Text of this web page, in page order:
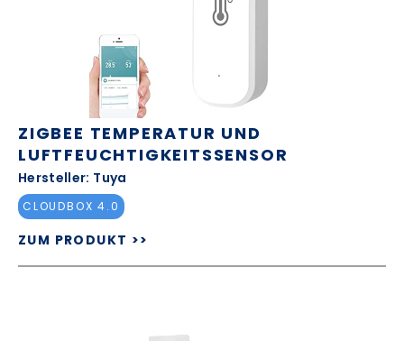
ZIGBEE TEMPERATUR UND
LUFTFEUCHTIGKEITSSENSOR
Hersteller: Tuya
CLOUDBOX 4.0
ZUM PRODUKT >>